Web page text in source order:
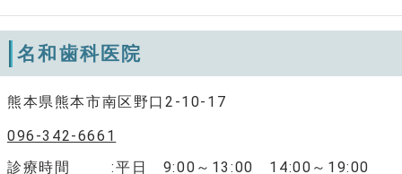
名和歯科医院
熊本県熊本市南区野口2-10-17
096-342-6661
診療時間
平日 9:00～13:00 14:00～19:00